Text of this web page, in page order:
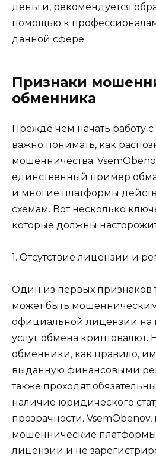
деньги, рекомендуется
помощью к
данной сфере.
Признаки
обменника
Прежде чем начать работу
важно понимать, как
мошенничества.
единственный пример
и многие платформы
схемам. Вот несколько
которые должны
1. Отсутствие лицензии и
Один из первых признаков
может быть мошенническим
официальной лицензии на
услуг обмена криптовалют.
обменники, как правило,
выданную финансовыми
также проходят
наличие юридического
прозрачности.
мошеннические
лицензии и не